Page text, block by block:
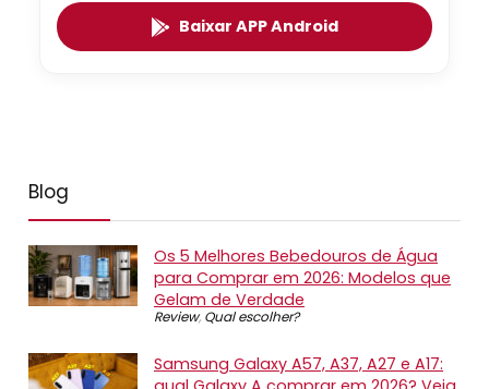
Baixar APP Android
Blog
Os 5 Melhores Bebedouros de Água
para Comprar em 2026: Modelos que
Gelam de Verdade
Review, Qual escolher?
Samsung Galaxy A57, A37, A27 e A17: